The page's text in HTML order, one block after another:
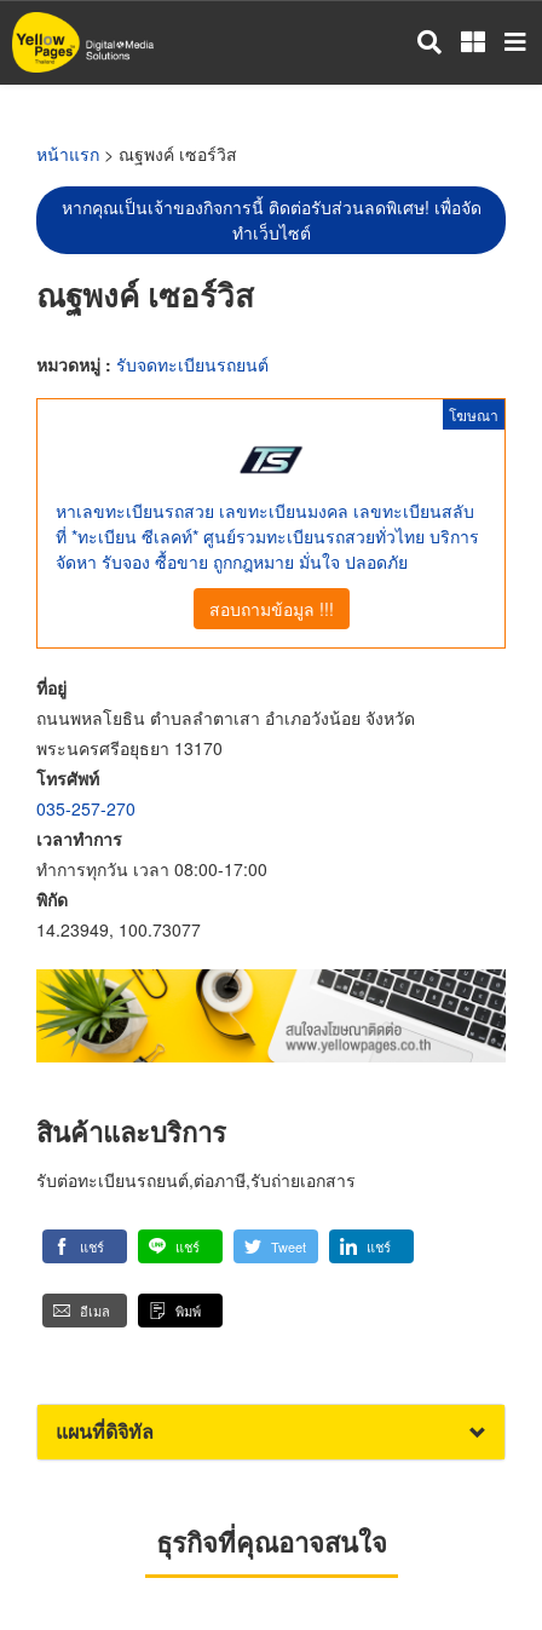
ข้าม
ไป
หน้าแรก > ณฐพงค์ เซอร์วิส
หากคุณเป็นเจ้าของกิจการนี้ ติดต่อรับส่วนลดพิเศษ! เพื่อจัด
ทำเว็บไซต์
ณฐพงค์ เซอร์วิส
หมวดหมู่ : รับจดทะเบียนรถยนต์
โฆษณา
หาเลขทะเบียนรถสวย เลขทะเบียนมงคล เลขทะเบียนสลับ
ที่ *ทะเบียน ซีเลคท์* ศูนย์รวมทะเบียนรถสวยทั่วไทย บริการ
จัดหา รับจอง ซื้อขาย ถูกกฎหมาย มั่นใจ ปลอดภัย
สอบถามข้อมูล !!!
ที่อยู่
ถนนพหลโยธิน ตำบลลำตาเสา อำเภอวังน้อย จังหวัด
พระนครศรีอยุธยา 13170
โทรศัพท์
035-257-270
เวลาทำการ
ทำการทุกวัน เวลา 08:00-17:00
พิกัด
14.23949, 100.73077
สินค้าและบริการ
รับต่อทะเบียนรถยนต์,ต่อภาษี,รับถ่ายเอกสาร
แชร์ แชร์ Tweet แชร์
อีเมล พิมพ์
แผนที่ดิจิทัล
ธุรกิจที่คุณอาจสนใจ